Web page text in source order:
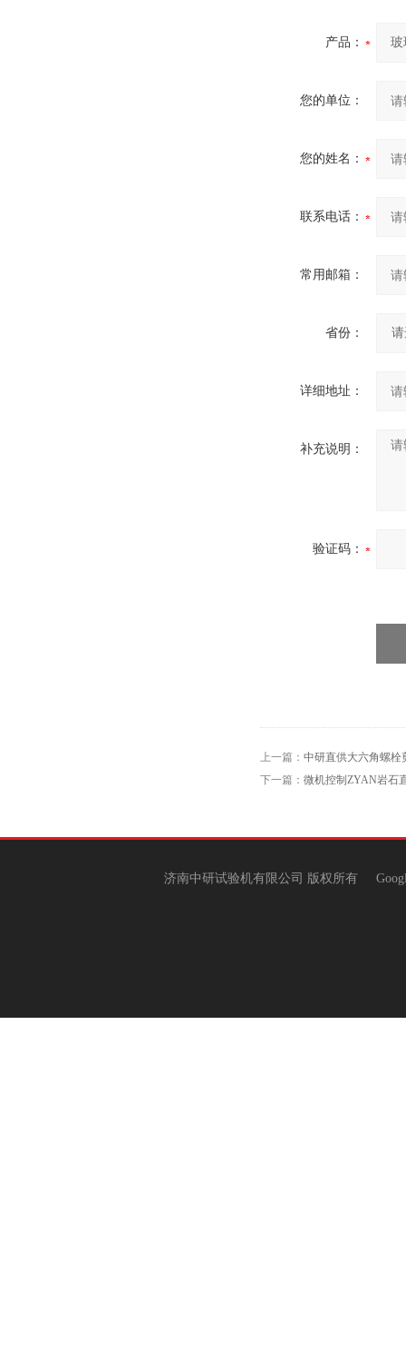
产品：
您的单位：
您的姓名：
联系电话：
常用邮箱：
省份：
详细地址：
补充说明：
验证码：
上一篇： 中研直供大六角螺栓
下一篇： 微机控制ZYAN岩石
济南中研试验机有限公司 版权所有